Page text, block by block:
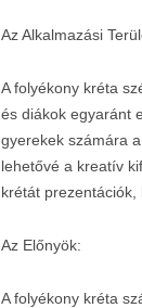
Az Alkalmazási
A folyékony kréta
és diákok egyaránt
gyerekek számára
lehetővé a kreatív
krétát prezentációk,
Az Előnyök:
A folyékony kréta